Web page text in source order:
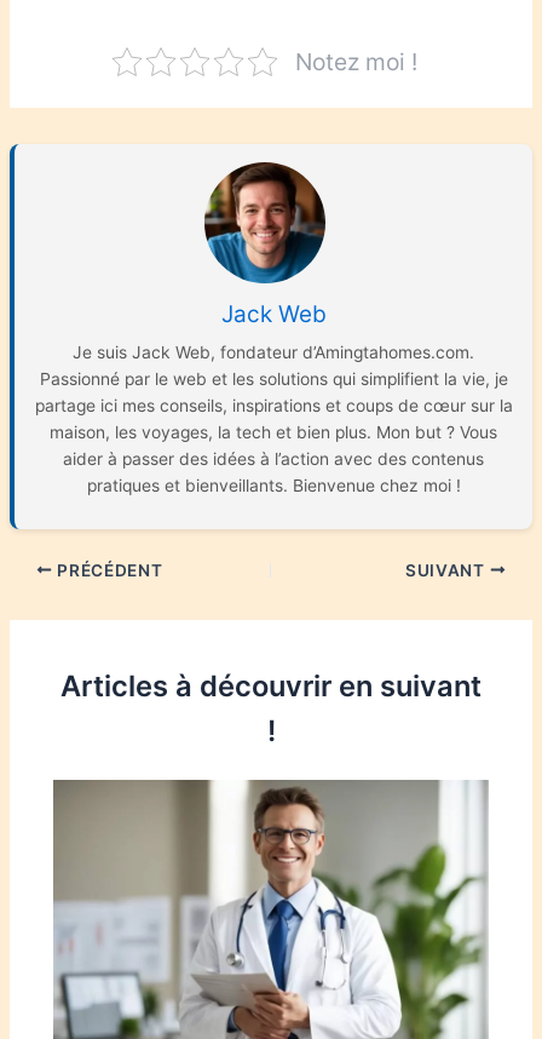
Notez moi !
Jack Web
Je suis Jack Web, fondateur d’Amingtahomes.com.
Passionné par le web et les solutions qui simplifient la vie, je
partage ici mes conseils, inspirations et coups de cœur sur la
maison, les voyages, la tech et bien plus. Mon but ? Vous
aider à passer des idées à l’action avec des contenus
pratiques et bienveillants. Bienvenue chez moi !
PRÉCÉDENT SUIVANT
Articles à découvrir en suivant
!